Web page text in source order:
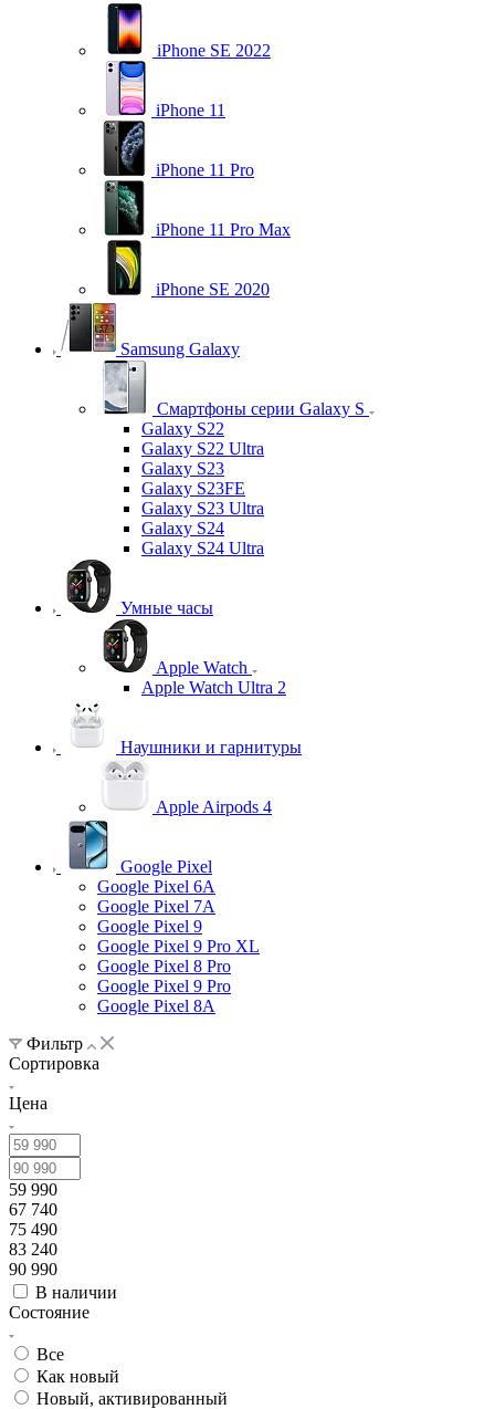
iPhone SE 2022
iPhone 11
iPhone 11 Pro
iPhone 11 Pro Max
iPhone SE 2020
Samsung Galaxy
Смартфоны серии Galaxy S
Galaxy S22
Galaxy S22 Ultra
Galaxy S23
Galaxy S23FE
Galaxy S23 Ultra
Galaxy S24
Galaxy S24 Ultra
Умные часы
Apple Watch
Apple Watch Ultra 2
Наушники и гарнитуры
Apple Airpods 4
Google Pixel
Google Pixel 6A
Google Pixel 7А
Google Pixel 9
Google Pixel 9 Pro XL
Google Pixel 8 Pro
Google Pixel 9 Pro
Google Pixel 8A
Фильтр
Сортировка
Цена
59 990
67 740
75 490
83 240
90 990
В наличии
Состояние
Все
Как новый
Новый, активированный